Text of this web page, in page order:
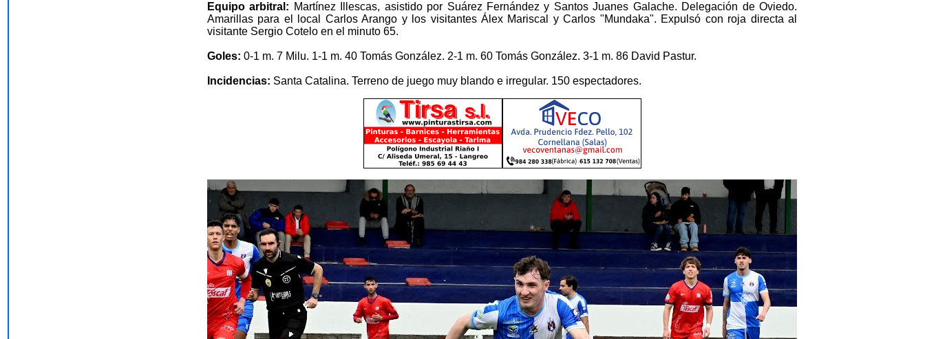
Equipo arbitral: Martínez Illescas, asistido por Suárez Fernández y Santos Juanes Galache. Delegación de Oviedo.
Amarillas para el local Carlos Arango y los visitantes Álex Mariscal y Carlos "Mundaka". Expulsó con roja directa al
visitante Sergio Cotelo en el minuto 65.
Goles: 0-1 m. 7 Milu. 1-1 m. 40 Tomás González. 2-1 m. 60 Tomás González. 3-1 m. 86 David Pastur.
Incidencias: Santa Catalina. Terreno de juego muy blando e irregular. 150 espectadores.